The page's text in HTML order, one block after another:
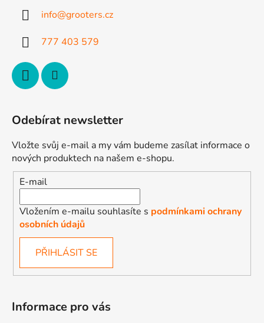
info@grooters.cz
777 403 579
Odebírat newsletter
Vložte svůj e-mail a my vám budeme zasílat informace o
nových produktech na našem e-shopu.
E-mail
Vložením e-mailu souhlasíte s podmínkami ochrany
osobních údajů
PŘIHLÁSIT SE
Informace pro vás